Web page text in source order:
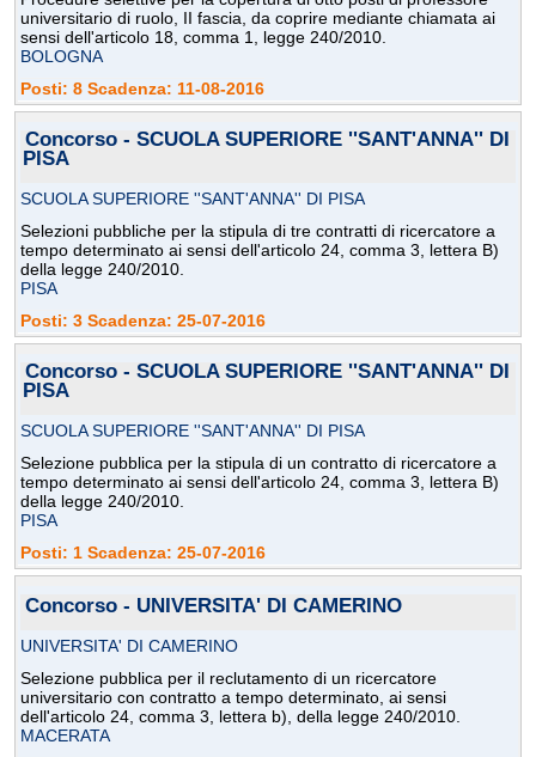
universitario di ruolo, II fascia, da coprire mediante chiamata ai
sensi dell'articolo 18, comma 1, legge 240/2010.
BOLOGNA
Posti: 8 Scadenza: 11-08-2016
Concorso - SCUOLA SUPERIORE ''SANT'ANNA'' DI
PISA
SCUOLA SUPERIORE ''SANT'ANNA'' DI PISA
Selezioni pubbliche per la stipula di tre contratti di ricercatore a
tempo determinato ai sensi dell'articolo 24, comma 3, lettera B)
della legge 240/2010.
PISA
Posti: 3 Scadenza: 25-07-2016
Concorso - SCUOLA SUPERIORE ''SANT'ANNA'' DI
PISA
SCUOLA SUPERIORE ''SANT'ANNA'' DI PISA
Selezione pubblica per la stipula di un contratto di ricercatore a
tempo determinato ai sensi dell'articolo 24, comma 3, lettera B)
della legge 240/2010.
PISA
Posti: 1 Scadenza: 25-07-2016
Concorso - UNIVERSITA' DI CAMERINO
UNIVERSITA' DI CAMERINO
Selezione pubblica per il reclutamento di un ricercatore
universitario con contratto a tempo determinato, ai sensi
dell'articolo 24, comma 3, lettera b), della legge 240/2010.
MACERATA